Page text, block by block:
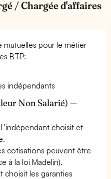
/ Chargée d'affaires
mutuelles pour le métier
BTP:
indépendants
Non Salarié) —
L'indépendant choisit et
cotisations peuvent être
à la loi Madelin).
choisit les garanties